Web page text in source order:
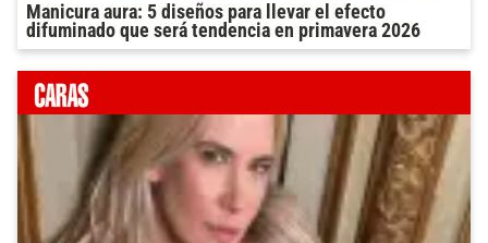
Manicura aura: 5 diseños para llevar el efecto
difuminado que será tendencia en primavera 2026